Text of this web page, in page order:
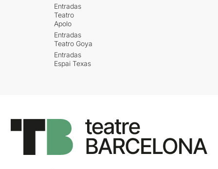
Entradas
Teatro
Apolo
Entradas
Teatro Goya
Entradas
Espai Texas